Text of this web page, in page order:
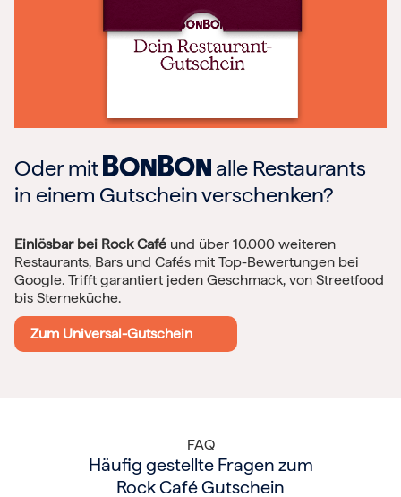
Oder mit
alle Restaurants
in einem Gutschein verschenken?
Einlösbar bei Rock Café und über 10.000 weiteren
Restaurants, Bars und Cafés mit Top-Bewertungen bei
Google. Trifft garantiert jeden Geschmack, von Streetfood
bis Sterneküche.
Zum Universal-Gutschein
FAQ
Häufig gestellte Fragen zum
Rock Café Gutschein